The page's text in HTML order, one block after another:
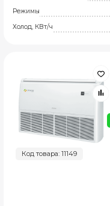
Режимы
Холод, КВт/ч
Код товара: 11149